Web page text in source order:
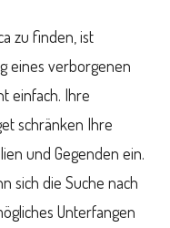
zu finden, ist
eines verborgenen
einfach. Ihre
schränken Ihre
und Gegenden ein.
sich die Suche nach
Unterfangen